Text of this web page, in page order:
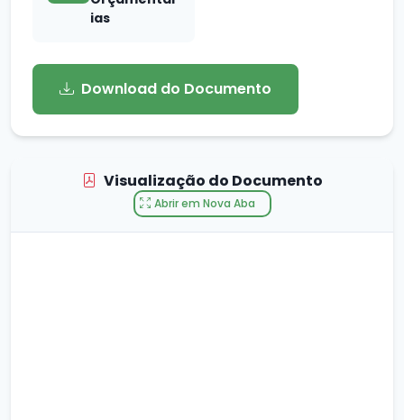
ias
Download do Documento
Visualização do Documento
Abrir em Nova Aba